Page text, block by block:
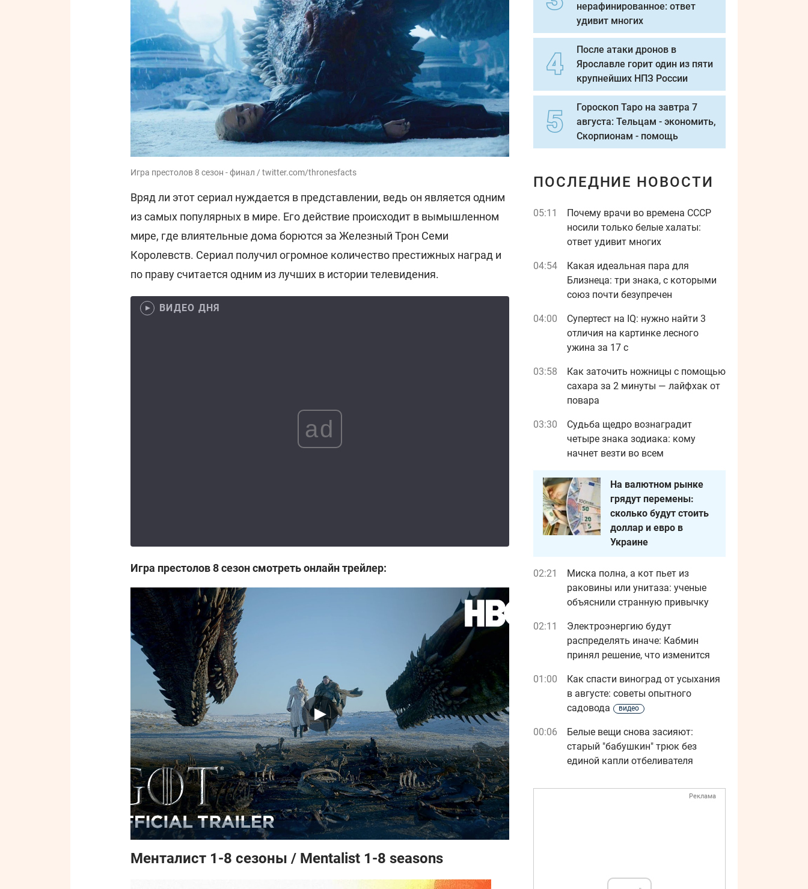
Игра престолов 8 сезон - финал / twitter.com/thronesfacts
Вряд ли этот сериал нуждается в представлении, ведь он является одним
из самых популярных в мире. Его действие происходит в вымышленном
мире, где влиятельные дома борются за Железный Трон Семи
Королевств. Сериал получил огромное количество престижных наград и
по праву считается одним из лучших в истории телевидения.
ВИДЕО ДНЯ
ad
Игра престолов 8 сезон смотреть онлайн трейлер:
Менталист 1-8 сезоны / Mentalist 1-8 seasons
нерафинированное: ответ
удивит многих
После атаки дронов в
Ярославле горит один из пяти
крупнейших НПЗ России
Гороскоп Таро на завтра 7
августа: Тельцам - экономить,
Скорпионам - помощь
ПОСЛЕДНИЕ НОВОСТИ
05:11
Почему врачи во времена СССР
носили только белые халаты:
ответ удивит многих
04:54
Какая идеальная пара для
Близнеца: три знака, с которыми
союз почти безупречен
04:00
Супертест на IQ: нужно найти 3
отличия на картинке лесного
ужина за 17 с
03:58
Как заточить ножницы с помощью
сахара за 2 минуты — лайфхак от
повара
03:30
Судьба щедро вознаградит
четыре знака зодиака: кому
начнет везти во всем
На валютном рынке
грядут перемены:
сколько будут стоить
доллар и евро в
Украине
02:21
Миска полна, а кот пьет из
раковины или унитаза: ученые
объяснили странную привычку
02:11
Электроэнергию будут
распределять иначе: Кабмин
принял решение, что изменится
01:00
Как спасти виноград от усыхания
в августе: советы опытного
садовода
видео
00:06
Белые вещи снова засияют:
старый "бабушкин" трюк без
единой капли отбеливателя
Реклама